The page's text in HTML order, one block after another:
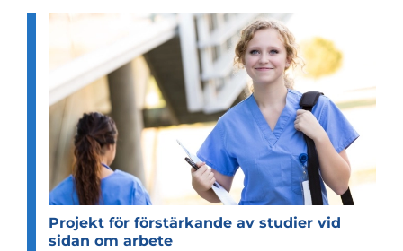
Pro­jekt för för­stär­kande av stu­dier vid
sidan om arbete